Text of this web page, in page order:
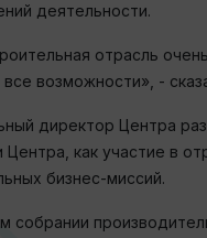
деятельности.
отрасль
все возможности», -
директор Центра
Центра, как участие в
бизнес-миссий.
собрании